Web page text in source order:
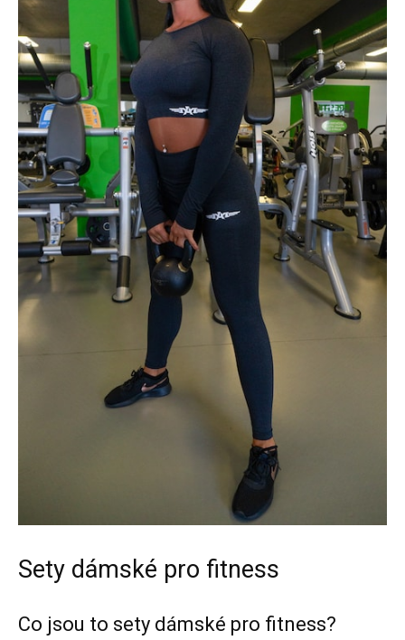
Sety dámské pro fitness
Co jsou to sety dámské pro fitness?